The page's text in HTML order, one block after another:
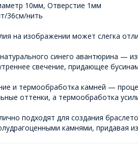
10мм, Отверстие 1мм
36см/нить
на изображении может слегка
синего авантюрина —
свечение, придающее
и термообработка камней —
оттенки, а термообработка
подходят для создания
камнями, придавая